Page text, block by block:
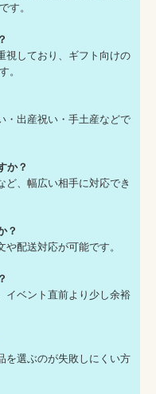
す。
視しており、ギフト向けの
。
・出産祝い・手土産などで
か？
ど、幅広い相手に対応でき
？
配送対応が可能です。
イベント直前より少し余裕
を選ぶのが失敗しにくい方